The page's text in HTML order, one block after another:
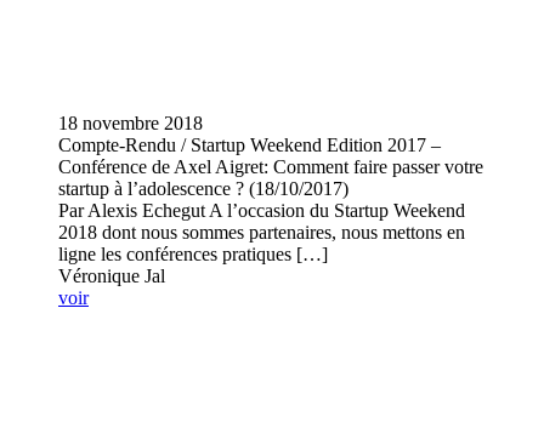
18 novembre 2018
Compte-Rendu / Startup Weekend Edition 2017 –
Conférence de Axel Aigret: Comment faire passer votre
startup à l’adolescence ? (18/10/2017)
Par Alexis Echegut A l’occasion du Startup Weekend
2018 dont nous sommes partenaires, nous mettons en
ligne les conférences pratiques […]
Véronique Jal
voir